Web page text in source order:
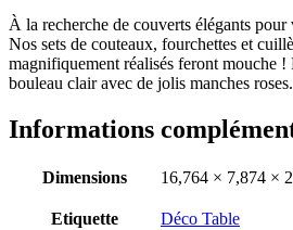
À la recherche de couverts élégants
Nos sets de couteaux, fourchettes et
magnifiquement réalisés feront mouche !
bouleau clair avec de jolis manches roses.
Informations
Dimensions 16,764 × 7,874 ×
Etiquette Déco Table